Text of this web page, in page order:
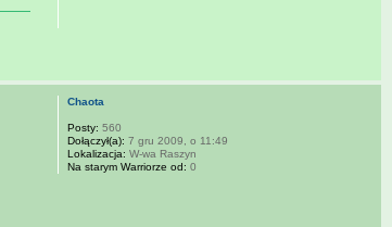
Chaota
Posty: 560
Dołączył(a): 7 gru 2009, o 11:49
Lokalizacja: W-wa Raszyn
Na starym Warriorze od: 0